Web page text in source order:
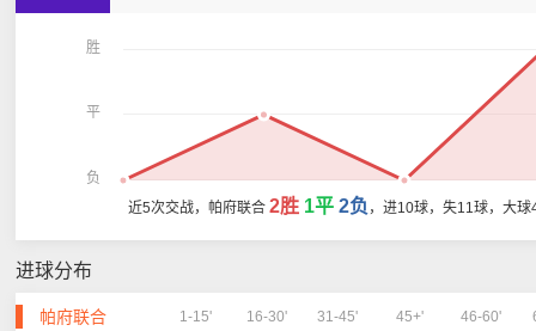
胜
平
负
近5次交战，帕府联合 2胜 1平 2负 ，进10球，失11球，大
进球分布
帕府联合 1-15' 16-30' 31-45' 45+' 46-60'